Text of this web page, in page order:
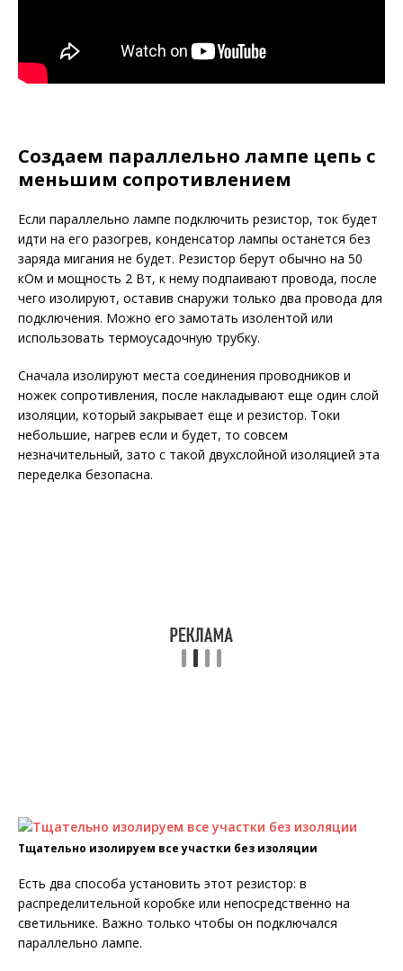
Создаем параллельно лампе цепь с
меньшим сопротивлением
Если параллельно лампе подключить резистор, ток будет
идти на его разогрев, конденсатор лампы останется без
заряда мигания не будет. Резистор берут обычно на 50
кОм и мощность 2 Вт, к нему подпаивают провода, после
чего изолируют, оставив снаружи только два провода для
подключения. Можно его замотать изолентой или
использовать термоусадочную трубку.
Сначала изолируют места соединения проводников и
ножек сопротивления, после накладывают еще один слой
изоляции, который закрывает еще и резистор. Токи
небольшие, нагрев если и будет, то совсем
незначительный, зато с такой двухслойной изоляцией эта
переделка безопасна.
Тщательно изолируем все участки без изоляции
Есть два способа установить этот резистор: в
распределительной коробке или непосредственно на
светильнике. Важно только чтобы он подключался
параллельно лампе.